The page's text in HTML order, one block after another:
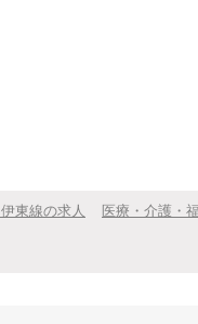
伊東線の求人
医療・介護・